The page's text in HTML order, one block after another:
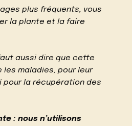
plus fréquents, vous
la plante et la faire
aussi dire que cette
maladies, pour leur
la récupération des
: nous n’utilisons